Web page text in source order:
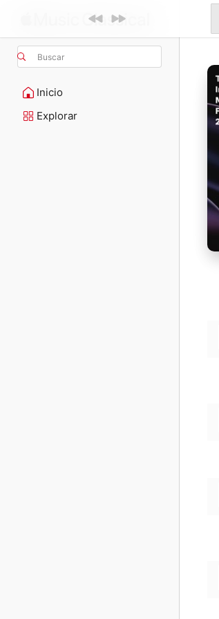
Buscar
Inicio
Explorar